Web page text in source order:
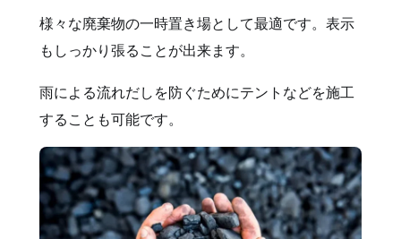
様々な廃棄物の一時置き場として最適です。表示
もしっかり張ることが出来ます。
雨による流れだしを防ぐためにテントなどを施工
することも可能です。